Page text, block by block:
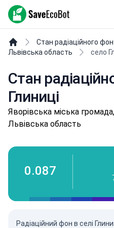
SaveEcoBot
Стан радіаційного
Львівська область
село
Стан
Глиниці
Явopівськa міська
Львівська область
0.087
Радіаційний фон в селі